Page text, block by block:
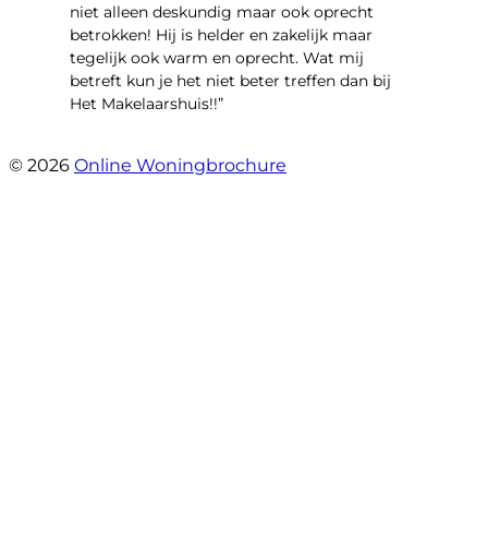
niet alleen deskundig maar ook oprecht
betrokken! Hij is helder en zakelijk maar
tegelijk ook warm en oprecht. Wat mij
betreft kun je het niet beter treffen dan bij
Het Makelaarshuis!!”
© 2026 Online Woningbrochure